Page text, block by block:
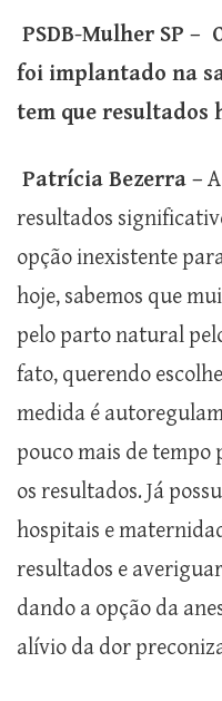
PSDB-Mulher SP –
foi implantado na
tem que resultados
Patrícia Bezerra –
resultados
opção inexistente
hoje, sabemos que
pelo parto natural
fato, querendo
medida é
pouco mais de tempo
os resultados. Já
hospitais e
resultados e
dando a opção da
alívio da dor